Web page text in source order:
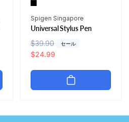
販
売
元:
Spigen Singapore
Universal Stylus Pen
通
常
$39.90 セール
セ
ー
格
$24.99